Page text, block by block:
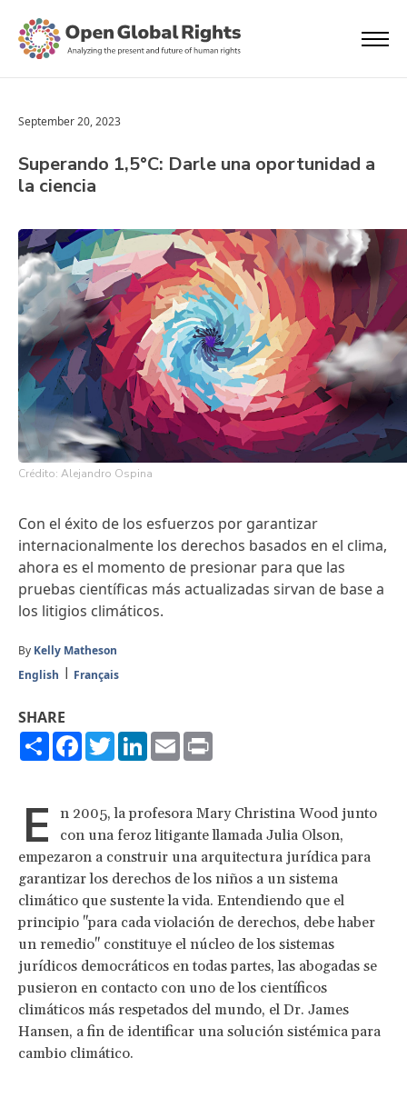
September 20, 2023
Superando 1,5°C: Darle una oportunidad a
la ciencia
Crédito: Alejandro Ospina
Con el éxito de los esfuerzos por garantizar
internacionalmente los derechos basados en el clima,
ahora es el momento de presionar para que las
pruebas científicas más actualizadas sirvan de base a
los litigios climáticos.
By Kelly Matheson
English
Français
SHARE
ShareFacebook
TwitterLinkedIn
Email
E
n 2005, la profesora Mary Christina Wood junto
con una feroz litigante llamada Julia Olson,
empezaron a construir una arquitectura jurídica para
garantizar los derechos de los niños a un sistema
climático que sustente la vida. Entendiendo que el
principio "para cada violación de derechos, debe haber
un remedio" constituye el núcleo de los sistemas
jurídicos democráticos en todas partes, las abogadas se
pusieron en contacto con uno de los científicos
climáticos más respetados del mundo, el Dr. James
Hansen, a fin de identificar una solución sistémica para
cambio climático.